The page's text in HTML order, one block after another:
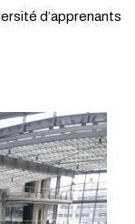
d’apprenants